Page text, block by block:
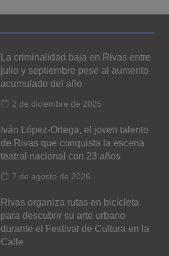
La criminalidad baja en Rivas entre
julio y septiembre pese al aumento
acumulado del año
2 de diciembre de 2025
Iván López-Ortega, el joven talento
de Rivas que conquista la escena
teatral nacional con 23 años
7 de agosto de 2026
Rivas organiza rutas en bicicleta
para descubrir su arte urbano
durante el Festival de Cultura en la
Calle